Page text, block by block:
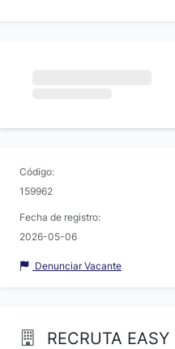
Código:
159962
Fecha de registro:
2026-05-06
Denunciar Vacante
RECRUTA EASY